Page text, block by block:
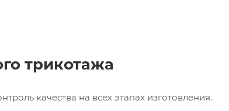
трикотажа
качества на всех этапах изготовления.